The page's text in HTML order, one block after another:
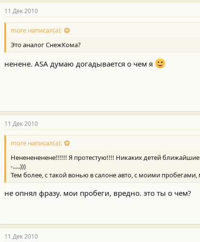
11 Дек 2010
more написал(а):
Это аналог СнежКома?
ненене. ASA думаю догадывается о чем я
11 Дек 2010
more написал(а):
Нененененене!!!!!! Я протестую!!!! Никаких детей
-.....)))
Тем более, с такой вонью в салоне авто, с моими
не опнял фразу. мои пробеги, вредно. это ты о чем?
11 Дек 2010